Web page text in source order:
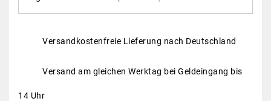
Versandkostenfreie Lieferung nach Deutschland
Versand am gleichen Werktag bei Geldeingang bis
14 Uhr